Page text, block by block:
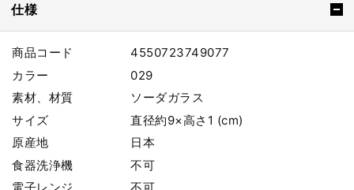
仕様
商品コード
4550723749077
カラー
029
素材、材質
ソーダガラス
サイズ
直径約9×高さ1 (cm)
原産地
日本
食器洗浄機
不可